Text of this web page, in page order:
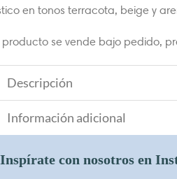
en tonos terracota, beige y
producto se vende bajo pedido,
Descripción
Información adicional
Inspírate con nosotros en